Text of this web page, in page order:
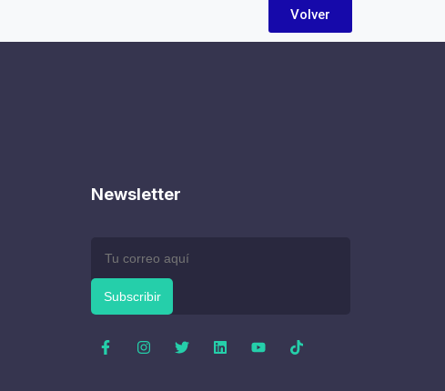
Volver
Newsletter
Subscribir